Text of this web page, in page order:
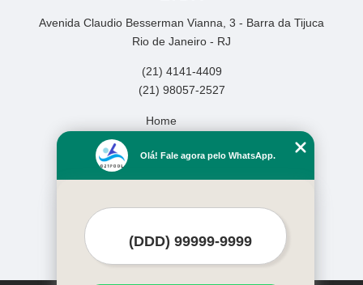
Avenida Claudio Besserman Vianna, 3 - Barra da Tijuca
Rio de Janeiro - RJ
(21) 4141-4409
(21) 98057-2527
Home
Missão
Serviços
Mais Serviços
Olá! Fale agora pelo WhatsApp.